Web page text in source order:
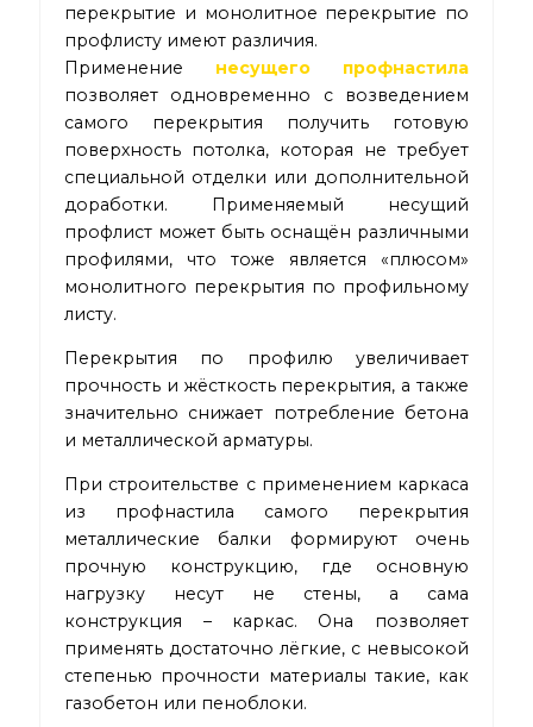
перекрытие и монолитное перекрытие по
профлисту имеют различия.
Применение несущего профнастила
позволяет одновременно с возведением
самого перекрытия получить готовую
поверхность потолка, которая не требует
специальной отделки или дополнительной
доработки. Применяемый несущий
профлист может быть оснащён различными
профилями, что тоже является «плюсом»
монолитного перекрытия по профильному
листу.
Перекрытия по профилю увеличивает
прочность и жёсткость перекрытия, а также
значительно снижает потребление бетона
и металлической арматуры.
При строительстве с применением каркаса
из профнастила самого перекрытия
металлические балки формируют очень
прочную конструкцию, где основную
нагрузку несут не стены, а сама
конструкция – каркас. Она позволяет
применять достаточно лёгкие, с невысокой
степенью прочности материалы такие, как
газобетон или пеноблоки.